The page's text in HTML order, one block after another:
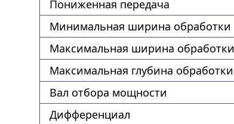
Пониженная передача
Минимальная ширина обработки
Максимальная ширина обработки
Максимальная глубина обработки
Вал отбора мощности
Дифференциал